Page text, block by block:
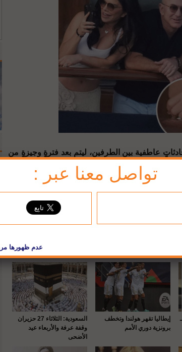
عاطفية بين الطرفين، ليتم بعد فترةٍ وجيزةٍ من
هذا الإعلان طلاق بيزوس من زوجته ماكنزي سكوت، بعد 25 عاماً من الزواج، والتي يتشارك معها أربعة
إيطاليا تقهر هولندا وتخطف
برونزية دوري الأمم
السعودية: الثلاثاء 27 حزيران
وقفة عرفة والأربعاء عيد
الأضحى
تواصل معنا عبر :